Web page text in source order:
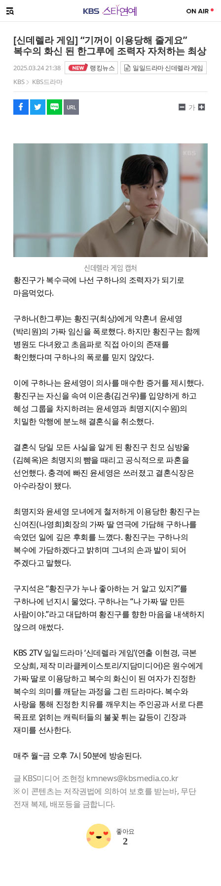
메뉴 열기
[신데렐라 게임] “기꺼이 이용당해 줄게요”
복수의 화신 된 한그루에 조력자 자처하는 최상
2025.03.24 21:38 랭킹뉴스
일일드라마 신데렐라 게임
KBS
KBS드라마
페이스북
트위터
네이버
URL복사
글씨 작게보기
가
글씨 크게보기
신데렐라 게임 캡처
황진구가 복수극에 나선 구하나의 조력자가 되기로
마음먹었다.
구하나(한그루)는 황진구(최상)에게 약혼녀 윤세영
(박리원)의 가짜 임신을 폭로했다. 하지만 황진구는 함께
병원도 다녀왔고 초음파로 직접 아이의 존재를
확인했다며 구하나의 폭로를 믿지 않았다.
이에 구하나는 윤세영이 의사를 매수한 증거를 제시했다.
황진구는 자신을 속여 이은총(김건우)를 입양하게 하고
혜성 그룹을 차지하려는 윤세영과 최명지(지수원)의
치밀한 악행에 분노해 결혼식을 취소했다.
결혼식 당일 모든 사실을 알게 된 황진구 친모 심방울
(김혜옥)은 최명지의 뺨을 때리고 공식적으로 파혼을
선언했다. 충격에 빠진 윤세영은 쓰러졌고 결혼식장은
아수라장이 됐다.
최명지와 윤세영 모녀에게 철저하게 이용당한 황진구는
신여진(나영희)회장의 가짜 딸 연극에 가담해 구하나를
속였던 일에 깊은 후회를 느꼈다. 황진구는 구하나의
복수에 가담하겠다고 밝히며 그녀의 손과 발이 되어
주겠다고 말했다.
구지석은 “황진구가 누나 좋아하는 거 알고 있지?”를
구하나에 넌지시 물었다. 구하나는 “나 가짜 딸 만든
사람이야.”라고 대답하며 황진구를 향한 마음을 내색하지
않으려 애썼다.
KBS 2TV 일일드라마 ‘신데렐라 게임’(연출 이현경, 극본
오상희, 제작 미라클케이스토리/지담미디어)은 원수에게
가짜 딸로 이용당하고 복수의 화신이 된 여자가 진정한
복수의 의미를 깨닫는 과정을 그린 드라마다. 복수와
사랑을 통해 진정한 치유를 깨우치는 주인공과 서로 다른
목표로 얽히는 캐릭터들의 불꽃 튀는 갈등이 긴장과
재미를 선사한다.
매주 월~금 오후 7시 50분에 방송된다.
글 KBS미디어 조현정 kmnews@kbsmedia.co.kr
※ 이 콘텐츠는 저작권법에 의하여 보호를 받는바, 무단
전재 복제, 배포등을 금합니다.
좋아요
2